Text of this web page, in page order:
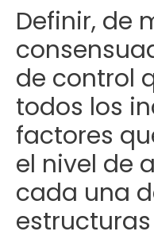
Definir, de
de control
todos los
factores
el nivel de
cada una